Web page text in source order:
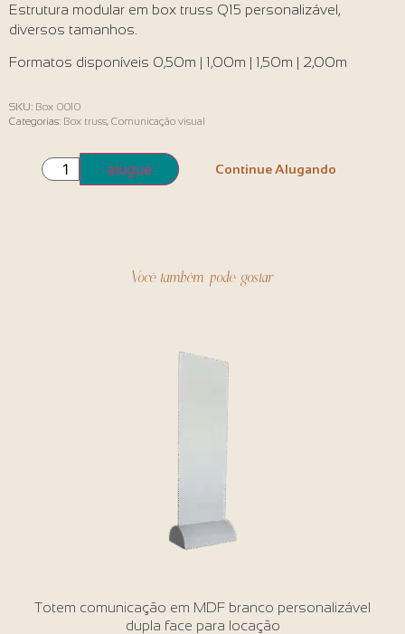
Estrutura modular em box truss Q15 personalizável,
diversos tamanhos.
Formatos disponíveis 0,50m | 1,00m | 1,50m | 2,00m
SKU: Box 0010
Categorias: Box truss, Comunicação visual
alugue Continue Alugando
Você também pode gostar
Totem comunicação em MDF branco personalizável
dupla face para locação